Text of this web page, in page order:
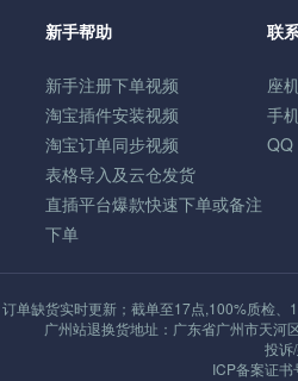
新手帮助
新手注册下单视频
淘宝插件安装视频
淘宝订单同步视频
表格导入及云仓发货
直插平台爆款快速下单或备注
下单
联
座
手
QQ
单缺货实时更新；截单至17点,100%质检
广州站退换货地址：广东省广州市天
投诉
ICP备案证书